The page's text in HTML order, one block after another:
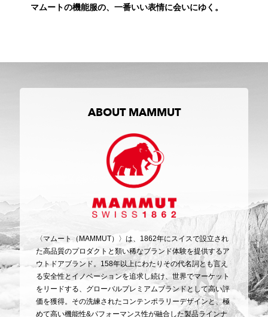
マムートの機能服の、一番いい表情に会いにゆく。
ABOUT MAMMUT
〈マムート（MAMMUT）〉は、1862年にスイスで設立され
た高品質のプロダクトと類い稀なブランド体験を提供するア
ウトドアブランド。158年以上にわたりその代名詞とも言え
る安全性とイノベーションを追求し続け、世界でマーケット
をリードする、グローバルプレミアムブランドとして高い評
価を獲得。その洗練されたコンテンポラリーデザインと、極
めて高い機能性&パフォーマンス性が融合した製品ラインナ